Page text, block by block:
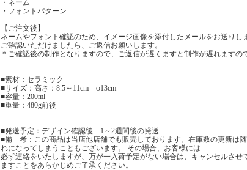
・ネーム
・フォントパターン
【ご注文後】
ネームやフォント確認のため、イメージ画像を添付したメールをお送りし
ご確認いただけましたら、ご返信お願いします。
＊ご確認後の制作となりますので、ご返信が遅くますと制作が遅れますの
■素材：セラミック
■サイズ：高さ：8.5～11cm φ13cm
■容量：200ml
■重量：480g前後
■発送予定：デザイン確認後 1～2週間後の発送
■備 考：この商品は当店他店舗でも販売しております。在庫数の更新は
れになってしまうこともございます。 その場合、お客様には
必ず連絡をいたしますが、万が一入荷予定がない場合は、キャンセルさせ
ますことをあらかじめご了承ください。